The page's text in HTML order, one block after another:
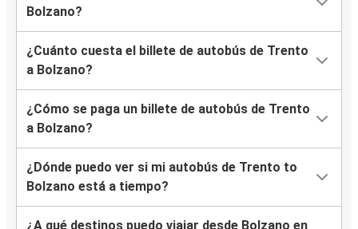
Bolzano?
¿Cuánto cuesta el billete de autobús de Trento
a Bolzano?
¿Cómo se paga un billete de autobús de Trento
a Bolzano?
¿Dónde puedo ver si mi autobús de Trento to
Bolzano está a tiempo?
¿A qué destinos puedo viajar desde Bolzano en